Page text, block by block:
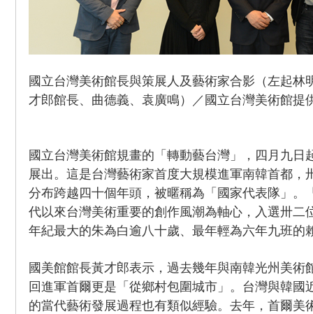
國立台灣美術館長與策展人及藝術家合影（左起林
才郎館長、曲德義、袁廣鳴）／國立台灣美術館提
國立台灣美術館規畫的「轉動藝台灣」，四月九日
展出。這是台灣藝術家首度大規模進軍南韓首都，
分布跨越四十個年頭，被暱稱為「國家代表隊」。
代以來台灣美術重要的創作風潮為軸心，入選卅二
年紀最大的朱為白逾八十歲、最年輕為六年九班的
國美館館長黃才郎表示，過去幾年與南韓光州美術
回進軍首爾更是「從鄉村包圍城市」。台灣與韓國
的當代藝術發展過程也有類似經驗。去年，首爾美